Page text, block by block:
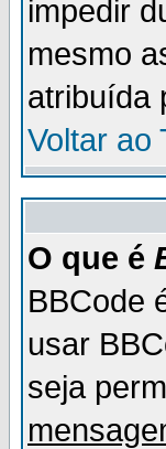
impedir
mesmo
atribuída
Voltar ao
O que é
BBCode
usar
seja